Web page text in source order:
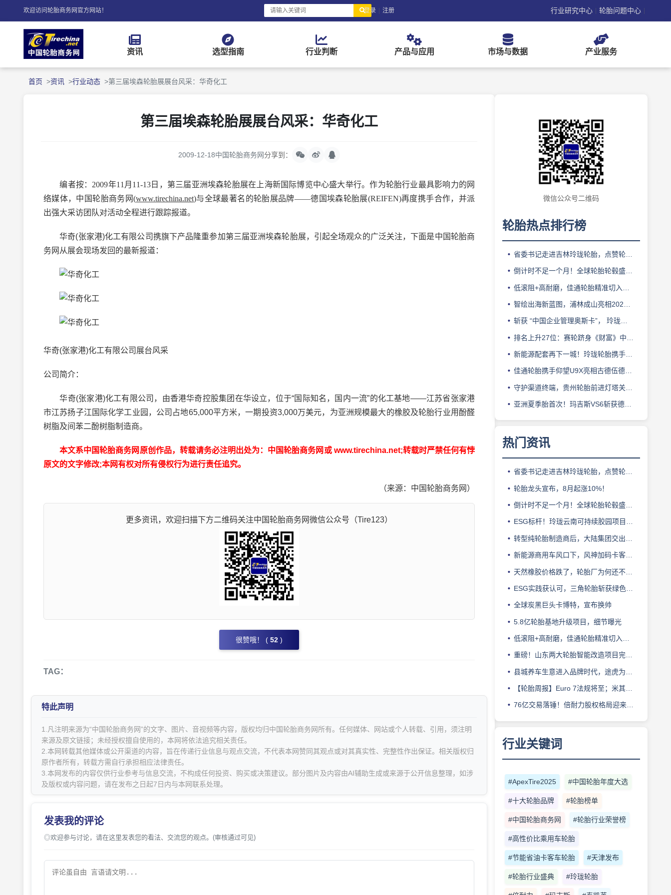
欢迎访问轮胎商务网官方网站！ 登录 | 注册 行业研究中心 | 轮胎问题中心 |
资讯 选型指南 行业判断 产品与应用 市场与数据 产业服务
首页 资讯 行业动态 第三届埃森轮胎展展台风采：华奇化工
第三届埃森轮胎展展台风采：华奇化工
2009-12-18中国轮胎商务网分享到：
编者按：2009年11月11-13日，第三届亚洲埃森轮胎展在上海新国际博览中心盛大举行。作为轮胎行业最具影响力的网
络媒体，中国轮胎商务网(www.tirechina.net)与全球最著名的轮胎展品牌——德国埃森轮胎展(REIFEN)再度携手合作，并派
出强大采访团队对活动全程进行跟踪报道。
华奇(张家港)化工有限公司携旗下产品隆重参加第三届亚洲埃森轮胎展，引起全场观众的广泛关注，下面是中国轮胎商
务网从展会现场发回的最新报道：
华奇(张家港)化工有限公司展台风采
公司简介：
华奇(张家港)化工有限公司，由香港华奇控股集团在华设立，位于“国际知名，国内一流”的化工基地――江苏省张家港
市江苏扬子江国际化学工业园，公司占地65,000平方米，一期投资3,000万美元，为亚洲规模最大的橡胶及轮胎行业用酚醛
树脂及间苯二酚树脂制造商。
本文系中国轮胎商务网原创作品，转载请务必注明出处为：中国轮胎商务网或 www.tirechina.net;转载时严禁任何有悖
原文的文字修改;本网有权对所有侵权行为进行责任追究。
（来源：中国轮胎商务网）
更多资讯，欢迎扫描下方二维码关注中国轮胎商务网微信公众号（Tire123）
很赞哦！ ( 52 )
TAG：
特此声明
1.凡注明来源为“中国轮胎商务网”的文字、图片、音视频等内容，版权均归中国轮胎商务网所有。任何媒体、网站或个人转载、引用，须注明
来源及原文链接；未经授权擅自使用的，本网将依法追究相关责任。
2.本网转载其他媒体或公开渠道的内容，旨在传递行业信息与观点交流，不代表本网赞同其观点或对其真实性、完整性作出保证。相关版权归
原作者所有，转载方需自行承担相应法律责任。
3.本网发布的内容仅供行业参考与信息交流，不构成任何投资、购买或决策建议。部分图片及内容由AI辅助生成或来源于公开信息整理，如涉
及版权或内容问题，请在发布之日起7日内与本网联系处理。
发表我的评论
◎欢迎参与讨论，请在这里发表您的看法、交流您的观点。(审核通过可见)
微信公众号二维码
轮胎热点排行榜
省委书记走进吉林玲珑轮胎，点赞轮胎智造标杆
倒计时不足一个月！全球轮胎轮毂盛会即将登陆上海！
低滚阻+高耐磨，佳通轮胎精准切入新能源轻卡赛道
智绘出海新蓝图，浦林成山亮相2026泰中合作博览会
斩获 “中国企业管理奥斯卡”， 玲珑轮胎蝉联 BMC 大奖
排名上升27位：赛轮跻身《财富》中国500强背后的增长逻辑
新能源配套再下一城！玲珑轮胎携手小鹏L03全球上市
佳通轮胎携手仰望U9X亮相古德伍德，以轮胎科技挑战性能边界
守护渠道终端，贵州轮胎前进灯塔关爱基金驰援长春受灾门店
亚洲夏季胎首次！玛吉斯VS6斩获德国TÜV SÜD高阶认证
热门资讯
省委书记走进吉林玲珑轮胎，点赞轮胎智造标杆
轮胎龙头宣布，8月起涨10%！
倒计时不足一个月！全球轮胎轮毂盛会即将登陆上海！
ESG标杆！玲珑云南可持续胶园项目获评最佳实践
转型纯轮胎制造商后，大陆集团交出亮眼业绩
新能源商用车风口下，风神加码卡客车胎产能
天然橡胶价格跌了，轮胎厂为何还不敢“松口气”？
ESG实践获认可，三角轮胎斩获绿色发展典范企业奖
全球炭黑巨头卡博特，宣布换帅
5.8亿轮胎基地升级项目，细节曝光
低滚阻+高耐磨，佳通轮胎精准切入新能源轻卡赛道
重磅！山东两大轮胎智能改造项目完成备案
县城养车生意进入品牌时代，途虎为何此时加码“万镇万店”？
【轮胎周报】Euro 7法规将至；米其林上半年营收超千亿；倍耐力上半年盈利稳增；龙星炭黑斩获欧洲近万吨订单
76亿交易落锤！倍耐力股权格局迎来重塑
行业关键词
#ApexTire2025 #中国轮胎年度大选
#十大轮胎品牌 #轮胎榜单
#中国轮胎商务网 #轮胎行业荣誉榜
#高性价比乘用车轮胎
#节能省油卡客车轮胎 #天津发布
#轮胎行业盛典 #玲珑轮胎